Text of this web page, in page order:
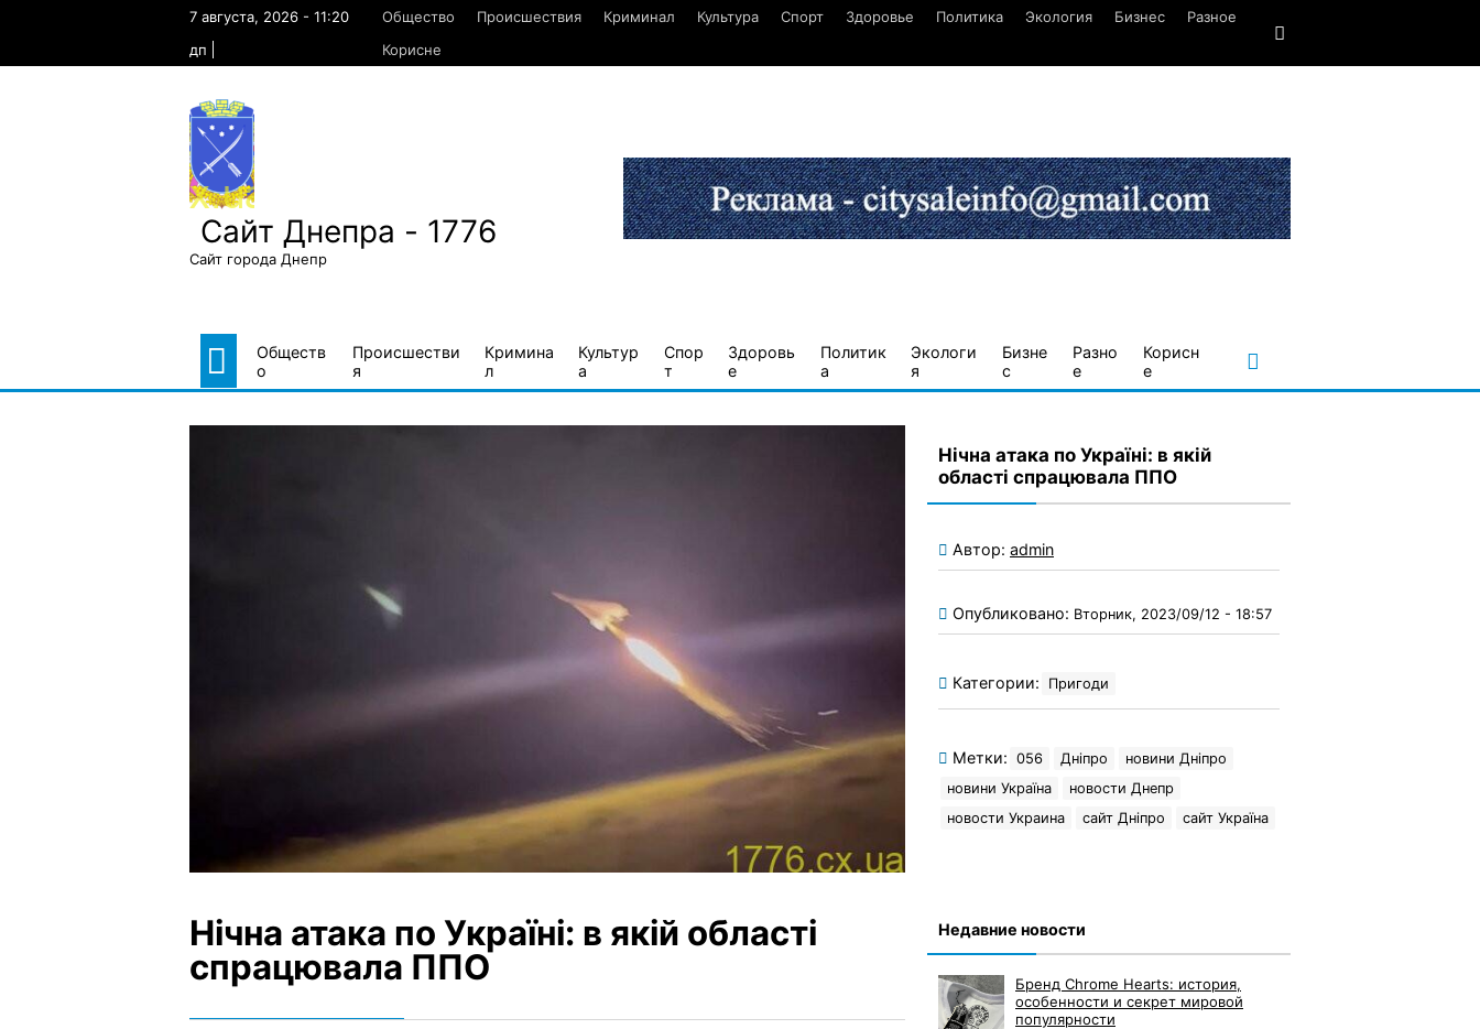
7 августа, 2026 - 11:20
дп
Общество Происшествия Криминал Культура Спорт Здоровье Политика Экология Бизнес
Разное
Корисне
Сайт Днепра - 1776
Сайт города Днепр
Обществ
о
Происшестви
я
Кримина
л
Культур
а
Спор
т
Здоровь
е
Политик
а
Экологи
я
Бизне
с
Разно
е
Корисн
е
Нічна атака по Україні: в якій області
спрацювала ППО
Нічна атака по Україні: в якій
області спрацювала ППО
Автор: admin
Опубликовано: Вторник, 2023/09/12 - 18:57
Категории: Пригоди
Метки: 056 Дніпро
новини Дніпро
новини Україна
новости Днепр
новости Украина
сайт Дніпро сайт Україна
Недавние новости
Бренд Chrome Hearts: история,
особенности и секрет мировой
популярности